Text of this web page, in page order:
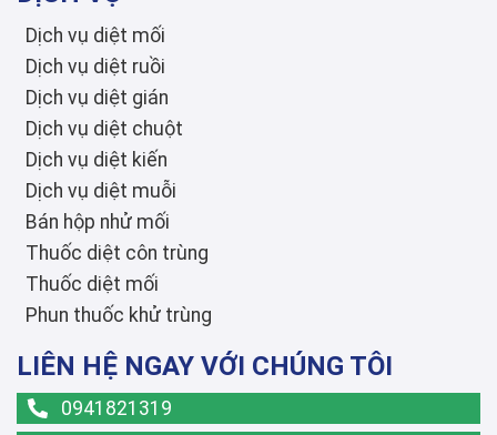
Dịch vụ diệt mối
Dịch vụ diệt ruồi
Dịch vụ diệt gián
Dịch vụ diệt chuột
Dịch vụ diệt kiến
Dịch vụ diệt muỗi
Bán hộp nhử mối
Thuốc diệt côn trùng
Thuốc diệt mối
Phun thuốc khử trùng
LIÊN HỆ NGAY VỚI CHÚNG TÔI
0941821319